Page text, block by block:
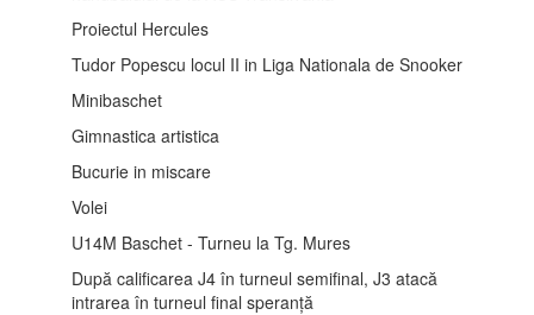
Proiectul Hercules
Tudor Popescu locul II in Liga Nationala de Snooker
Minibaschet
Gimnastica artistica
Bucurie in miscare
Volei
U14M Baschet - Turneu la Tg. Mures
După calificarea J4 în turneul semifinal, J3 atacă
intrarea în turneul final speranță